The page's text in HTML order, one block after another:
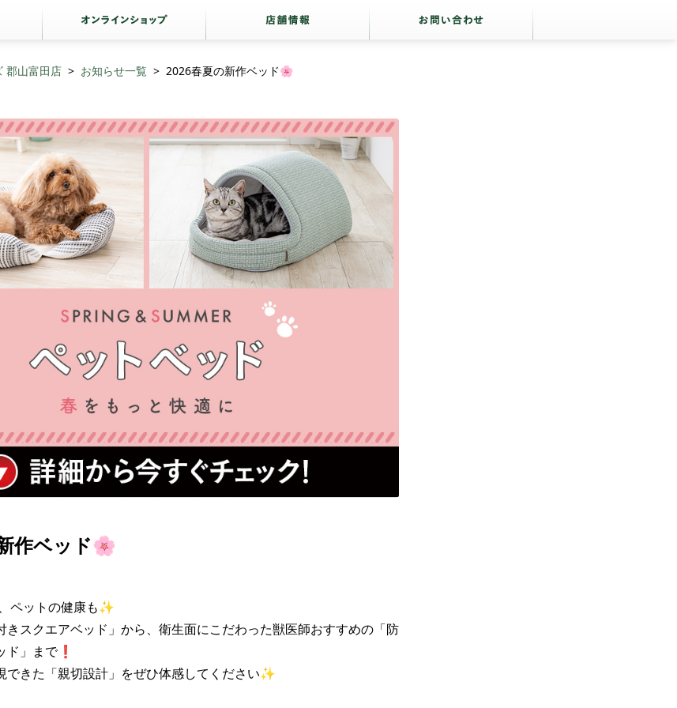
郡山富田店 お知らせ一覧 2026春夏の新作ベッド🌸
作ベッド🌸
ペットの健康も✨
きスクエアベッド」から、衛生面にこだわった獣医師おすすめの「防
ド」まで❗️
できた「親切設計」をぜひ体感してください✨